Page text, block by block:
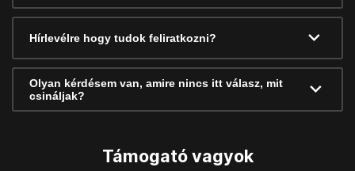
Hírlevélre hogy tudok feliratkozni?
Olyan kérdésem van, amire nincs itt válasz, mit
csináljak?
Támogató vagyok